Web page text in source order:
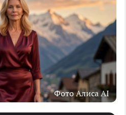
Фото Алиса AI